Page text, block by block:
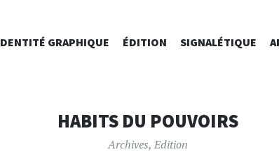
ALLER
GRAPHIQUE ÉDITION SIGNALÉTIQUE
HABITS DU POUVOIRS
Archives, Edition